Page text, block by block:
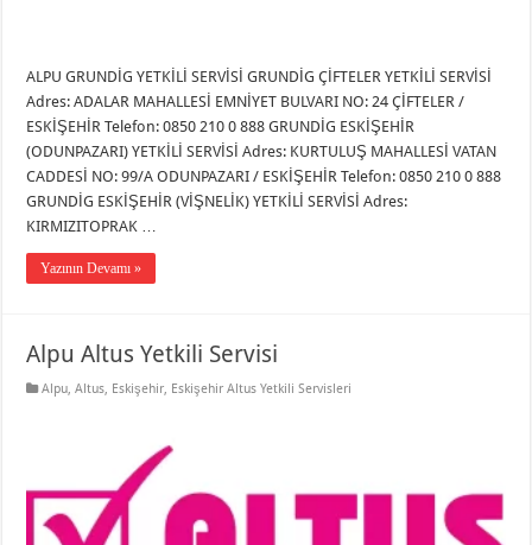
ALPU GRUNDİG YETKİLİ SERVİSİ GRUNDİG ÇİFTELER YETKİLİ SERVİSİ
Adres: ADALAR MAHALLESİ EMNİYET BULVARI NO: 24 ÇİFTELER /
ESKİŞEHİR Telefon: 0850 210 0 888 GRUNDİG ESKİŞEHİR
(ODUNPAZARI) YETKİLİ SERVİSİ Adres: KURTULUŞ MAHALLESİ VATAN
CADDESİ NO: 99/A ODUNPAZARI / ESKİŞEHİR Telefon: 0850 210 0 888
GRUNDİG ESKİŞEHİR (VİŞNELİK) YETKİLİ SERVİSİ Adres:
KIRMIZITOPRAK …
Yazının Devamı »
Alpu Altus Yetkili Servisi
Alpu,Altus, Eskişehir, Eskişehir Altus Yetkili Servisleri